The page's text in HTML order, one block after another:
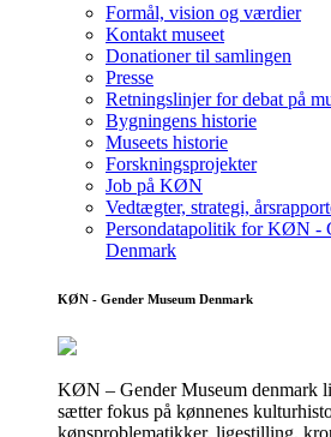
Formål, vision og værdier
Kontakt museet
Donationer til samlingen
Presse
Retningslinjer for debat på
Bygningens historie
Museets historie
Forskningsprojekter
Job på KØN
Vedtægter, strategi,
Persondatapolitik for KØN -
Denmark
KØN - Gender Museum Denmark
KØN – Gender Museum denmark
sætter fokus på kønnenes
kønsproblematikker, ligestilling,